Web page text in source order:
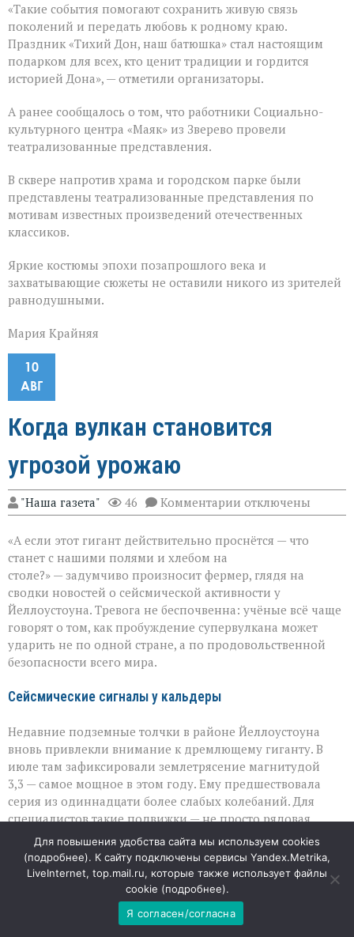
«Такие события помогают сохранить живую связь
поколений и передать любовь к родному краю.
Праздник «Тихий Дон, наш батюшка» стал настоящим
подарком для всех, кто ценит традиции и гордится
историей Дона», — отметили организаторы.
А ранее сообщалось о том, что работники Социально-
культурного центра «Маяк» из Зверево провели
театрализованные представления.
В сквере напротив храма и городском парке были
представлены театрализованные представления по
мотивам известных произведений отечественных
классиков.
Яркие костюмы эпохи позапрошлого века и
захватывающие сюжеты не оставили никого из зрителей
равнодушными.
Мария Крайняя
10
АВГ
Когда вулкан становится
угрозой урожаю
"Наша газета" 46 Комментарии к
записи
вулкан
урожаю
отключены
«А если этот гигант действительно проснётся — что
станет с нашими полями и хлебом на
столе?» — задумчиво произносит фермер, глядя на
сводки новостей о сейсмической активности у
Йеллоустоуна. Тревога не беспочвенна: учёные всё чаще
говорят о том, как пробуждение супервулкана может
ударить не по одной стране, а по продовольственной
безопасности всего мира.
Сейсмические сигналы у кальдеры
Недавние подземные толчки в районе Йеллоустоуна
вновь привлекли внимание к дремлющему гиганту. В
июле там зафиксировали землетрясение магнитудой
3,3 — самое мощное в этом году. Ему предшествовала
серия из одиннадцати более слабых колебаний. Для
специалистов такие подвижки — не просто рядовая
активность, а повод внимательнее следить за состоянием
магматической системы: они могут быть признаком того,
что вулкан ведёт себя активнее, чем ожидалось.
Уроки прошлого: когда лето исчезает
Для повышения удобства сайта мы используем cookies
(подробнее). К сайту подключены сервисы Yandex.Metrika,
LiveInternet, top.mail.ru, которые также использует файлы
cookie (подробнее).
Я согласен/согласна